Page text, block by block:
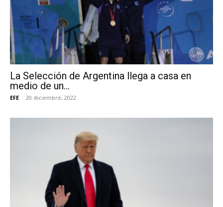
La Selección de Argentina llega a casa en
medio de un...
EFE - 20 diciembre, 2022